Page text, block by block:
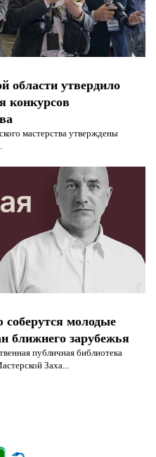
области утвердило
конкурсов
мастерства утверждены
молодые
ближнего зарубежья
публичная библиотека
Заха...